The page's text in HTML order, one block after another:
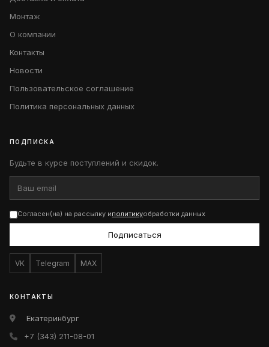
Монтаж
О компании
Контакты
Новости
Пользовательское соглашение
Политика персональных данных
ПОДПИСКА
Будьте в курсе поступлений и скидок.
Согласен(на) на рассылку иполитикуобработки данных
Подписаться
VK Telegram MAX
КОНТАКТЫ
Екатеринбург
+7 (343) 211-08-01